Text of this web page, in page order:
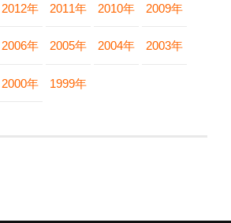
2012年 2011年 2010年 2009年
2006年 2005年 2004年 2003年
2000年 1999年